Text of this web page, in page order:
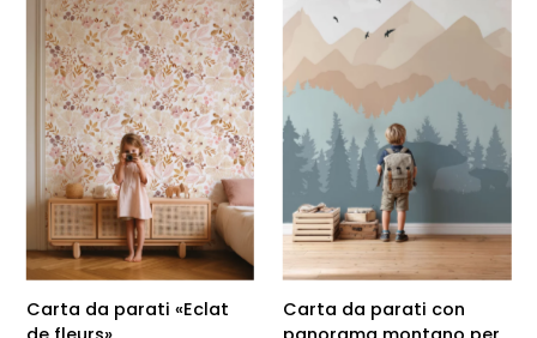
Carta da parati «Eclat
Carta da parati con